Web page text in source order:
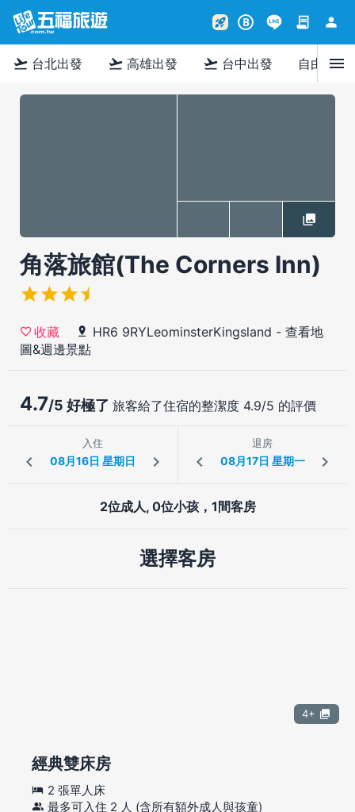
rocket_launch B contract person
flight_takeoff 台北出發 flight_takeoff 高雄出發 flight_takeoff 台中出發 自由行menu
角落旅館(The Corners Inn)
收藏 HR6 9RYLeominsterKingsland - 查看地
圖&週邊景點
4.7/5 好極了 旅客給了住宿的整潔度 4.9/5 的評價
入住 退房
2位成人, 0位小孩，1間客房
選擇客房
4+
經典雙床房
2 張單人床
最多可入住 2 人 (含所有額外成人與孩童)